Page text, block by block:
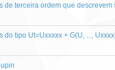
de terceira ordem que
tipo Ut=Uxxxxx + G(U, ...,